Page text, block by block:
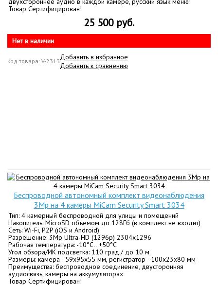
Товар Сертифицирован!
25 500 руб.
Нет в наличии
Код товара: V-2313Добавить в избранное
Добавить к сравнению
Беспроводной автономный комплект видеонаблюдения
3Mp на 4 камеры MiCam Security Smart 3034
Тип: 4 камерный беспроводной для улицы и помещений
Накопитель: MicroSD объемом до 128Гб (в комплект не входит)
Сеть: Wi-Fi, P2P (iOS и Android)
Разрешение: 3Mp Ultra-HD (1296p) 2304x1296
Рабочая температура: -10°C…+50°C
Угол обзора/ИК подсветка: 110 град./ до 10 м
Размеры: камера - 59x95x55 мм, регистратор - 100х23х80 мм
Преимущества: беспроводное соединение, двусторонняя
аудиосвязь, камеры на аккумуляторах
Товар Сертифицирован!